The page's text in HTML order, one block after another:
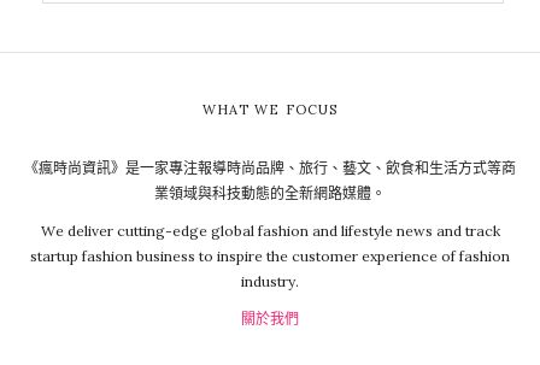
WHAT WE FOCUS
《瘋時尚資訊》是一家專注報導時尚品牌、旅行、藝文、飲食和生活方式等商
業領域與科技動態的全新網路媒體。
We deliver cutting-edge global fashion and lifestyle news and track
startup fashion business to inspire the customer experience of fashion
industry.
關於我們